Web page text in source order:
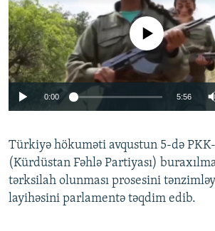
Auto 240p 360p
720p 1080p
No media source currently
0:00 5:56
Türkiyə hökuməti avqustun 5-də
(Kürdüstan Fəhlə Partiyası)
tərksilah olunması prosesini
layihəsini parlamentə təqdim edib.